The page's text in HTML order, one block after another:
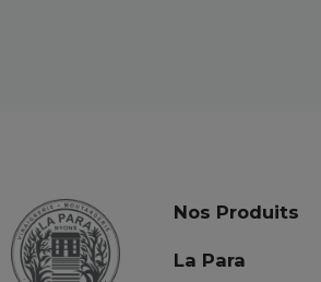
Nos Produits
La Para